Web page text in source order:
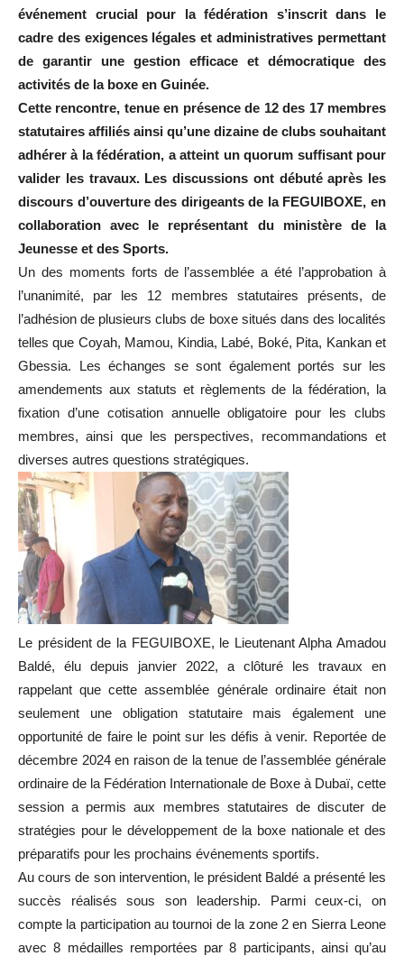
événement crucial pour la fédération s’inscrit dans le
cadre des exigences légales et administratives permettant
de garantir une gestion efficace et démocratique des
activités de la boxe en Guinée.
Cette rencontre, tenue en présence de 12 des 17 membres
statutaires affiliés ainsi qu’une dizaine de clubs souhaitant
adhérer à la fédération, a atteint un quorum suffisant pour
valider les travaux. Les discussions ont débuté après les
discours d’ouverture des dirigeants de la FEGUIBOXE, en
collaboration avec le représentant du ministère de la
Jeunesse et des Sports.
Un des moments forts de l’assemblée a été l’approbation à
l’unanimité, par les 12 membres statutaires présents, de
l’adhésion de plusieurs clubs de boxe situés dans des localités
telles que Coyah, Mamou, Kindia, Labé, Boké, Pita, Kankan et
Gbessia. Les échanges se sont également portés sur les
amendements aux statuts et règlements de la fédération, la
fixation d’une cotisation annuelle obligatoire pour les clubs
membres, ainsi que les perspectives, recommandations et
diverses autres questions stratégiques.
Le président de la FEGUIBOXE, le Lieutenant Alpha Amadou
Baldé, élu depuis janvier 2022, a clôturé les travaux en
rappelant que cette assemblée générale ordinaire était non
seulement une obligation statutaire mais également une
opportunité de faire le point sur les défis à venir. Reportée de
décembre 2024 en raison de la tenue de l’assemblée générale
ordinaire de la Fédération Internationale de Boxe à Dubaï, cette
session a permis aux membres statutaires de discuter de
stratégies pour le développement de la boxe nationale et des
préparatifs pour les prochains événements sportifs.
Au cours de son intervention, le président Baldé a présenté les
succès réalisés sous son leadership. Parmi ceux-ci, on
compte la participation au tournoi de la zone 2 en Sierra Leone
avec 8 médailles remportées par 8 participants, ainsi qu’au